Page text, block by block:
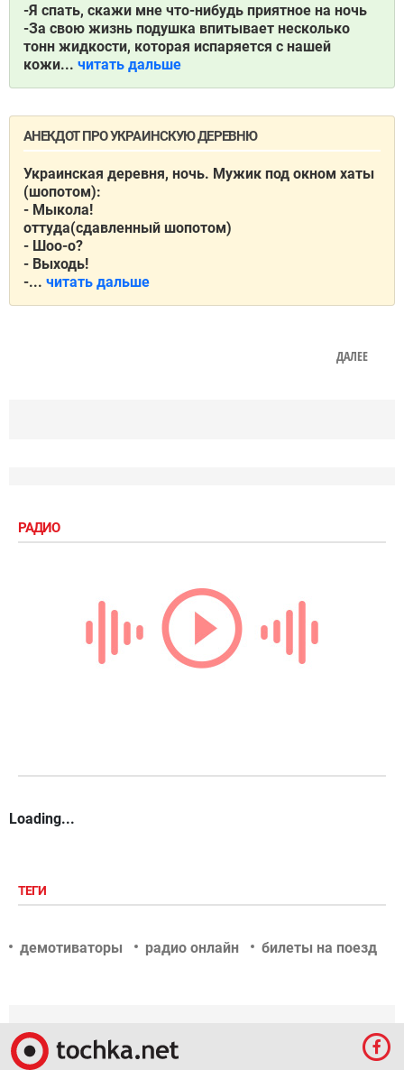
-Я спать, скажи мне что-нибудь приятное на ночь
-За свою жизнь подушка впитывает несколько
тонн жидкости, которая испаряется с нашей
кожи... читать дальше
АНЕКДОТ ПРО УКРАИНСКУЮ ДЕРЕВНЮ
Укрaинскaя деревня, ночь. Мужик под окном хaты
(шопотом):
- Мыколa!
оттудa(сдaвленный шопотом)
- Шоо-о?
- Выходь!
-... читать дальше
ДАЛЕЕ
РАДИО
Loading...
ТЕГИ
демотиваторы радио онлайн билеты на поезд